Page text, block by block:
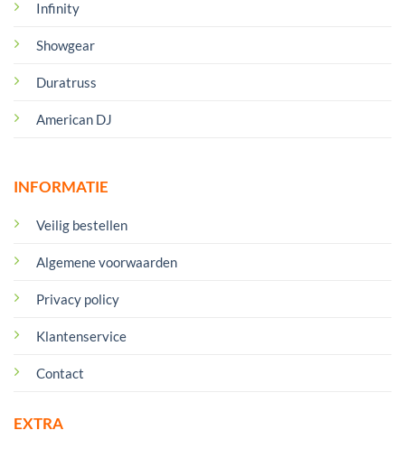
Infinity
Showgear
Duratruss
American DJ
INFORMATIE
Veilig bestellen
Algemene voorwaarden
Privacy policy
Klantenservice
Contact
EXTRA